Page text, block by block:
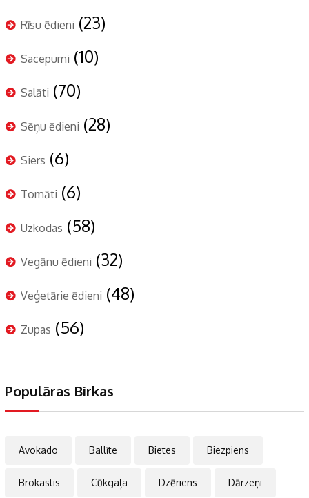
Rīsu ēdieni (23)
Sacepumi (10)
Salāti (70)
Sēņu ēdieni (28)
Siers (6)
Tomāti (6)
Uzkodas (58)
Vegānu ēdieni (32)
Veģetārie ēdieni (48)
Zupas (56)
Populāras Birkas
Avokado Ballīte Bietes Biezpiens
Brokastis Cūkgaļa Dzēriens Dārzeņi